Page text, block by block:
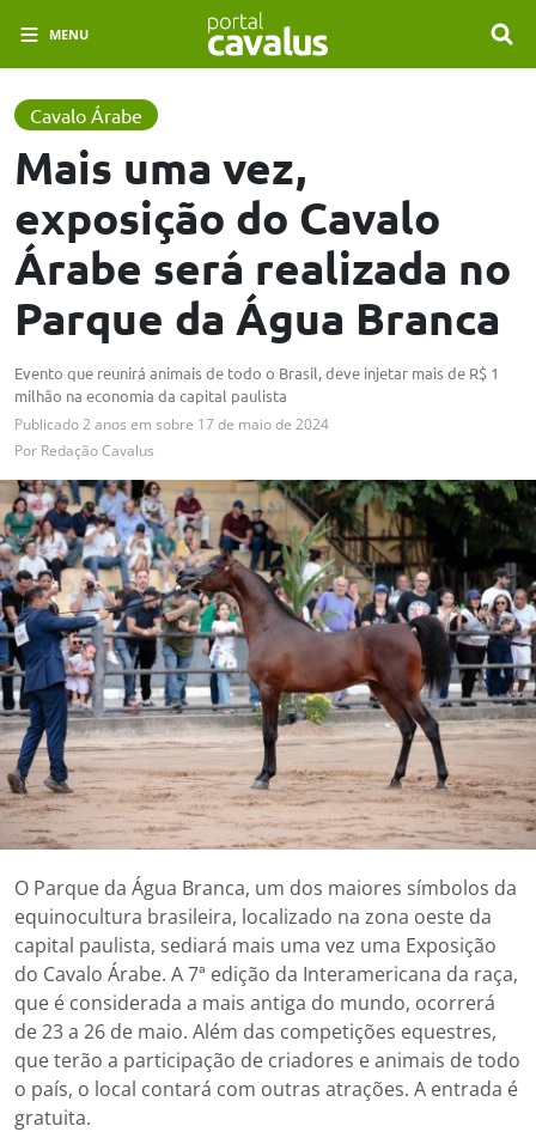
MENU
Cavalo Árabe
Mais uma vez,
exposição do Cavalo
Árabe será realizada no
Parque da Água Branca
Evento que reunirá animais de todo o Brasil, deve injetar mais de R$ 1
milhão na economia da capital paulista
Publicado2 anos em sobre 17 de maio de 2024
Por Redação Cavalus
O Parque da Água Branca, um dos maiores símbolos da
equinocultura brasileira, localizado na zona oeste da
capital paulista, sediará mais uma vez uma Exposição
do Cavalo Árabe. A 7ª edição da Interamericana da raça,
que é considerada a mais antiga do mundo, ocorrerá
de 23 a 26 de maio. Além das competições equestres,
que terão a participação de criadores e animais de todo
o país, o local contará com outras atrações. A entrada é
gratuita.